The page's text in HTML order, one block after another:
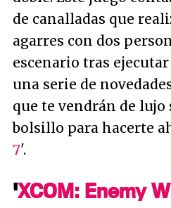
de canalladas que
agarres con dos
escenario tras
una serie de
que te vendrán de lujo
bolsillo para hacerte
7'.
'XCOM: Enemy